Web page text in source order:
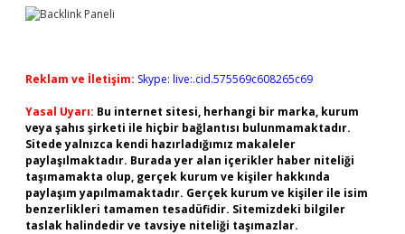
Reklam ve İletişim: Skype: live:.cid.575569c608265c69
Yasal Uyarı: Bu internet sitesi, herhangi bir marka, kurum
veya şahıs şirketi ile hiçbir bağlantısı bulunmamaktadır.
Sitede yalnızca kendi hazırladığımız makaleler
paylaşılmaktadır. Burada yer alan içerikler haber niteliği
taşımamakta olup, gerçek kurum ve kişiler hakkında
paylaşım yapılmamaktadır. Gerçek kurum ve kişiler ile isim
benzerlikleri tamamen tesadüfidir. Sitemizdeki bilgiler
taslak halindedir ve tavsiye niteliği taşımazlar.